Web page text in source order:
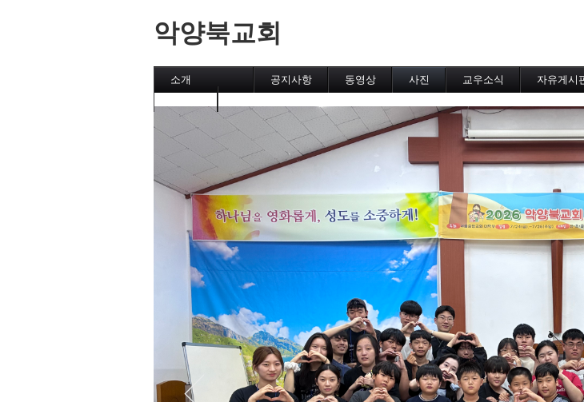
악양북교회
소개
악양북교회
섬김이
직분자와 성도
유초등부
중고등부
집회
후원교회
차량 운행시간표
공지사항 동영상 사진 교우소식 자유게시